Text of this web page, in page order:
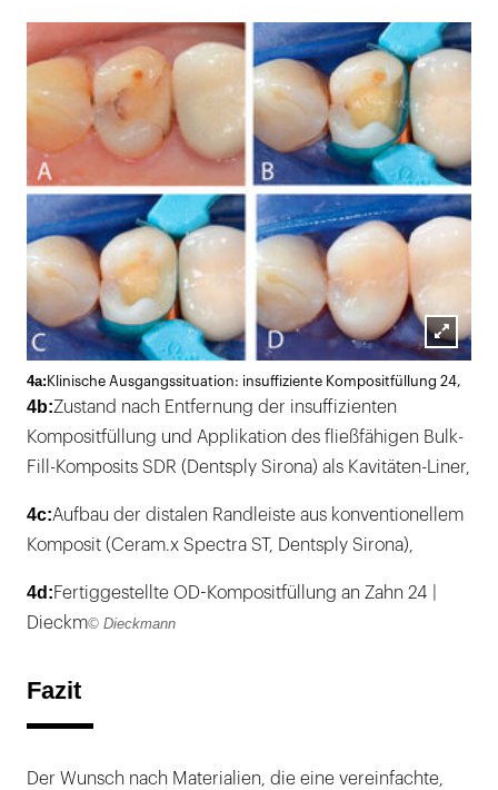
öffnen
4a: Klinische Ausgangssituation: insuffiziente Kompositfüllung 24,
4b:Zustand nach Entfernung der insuffizienten
Kompositfüllung und Applikation des fließfähigen Bulk-
Fill-Komposits SDR (Dentsply Sirona) als Kavitäten-Liner,
4c:Aufbau der distalen Randleiste aus konventionellem
Komposit (Ceram.x Spectra ST, Dentsply Sirona),
4d:Fertiggestellte OD-Kompositfüllung an Zahn 24 |
Dieckm© Dieckmann
Fazit
Der Wunsch nach Materialien, die eine vereinfachte,